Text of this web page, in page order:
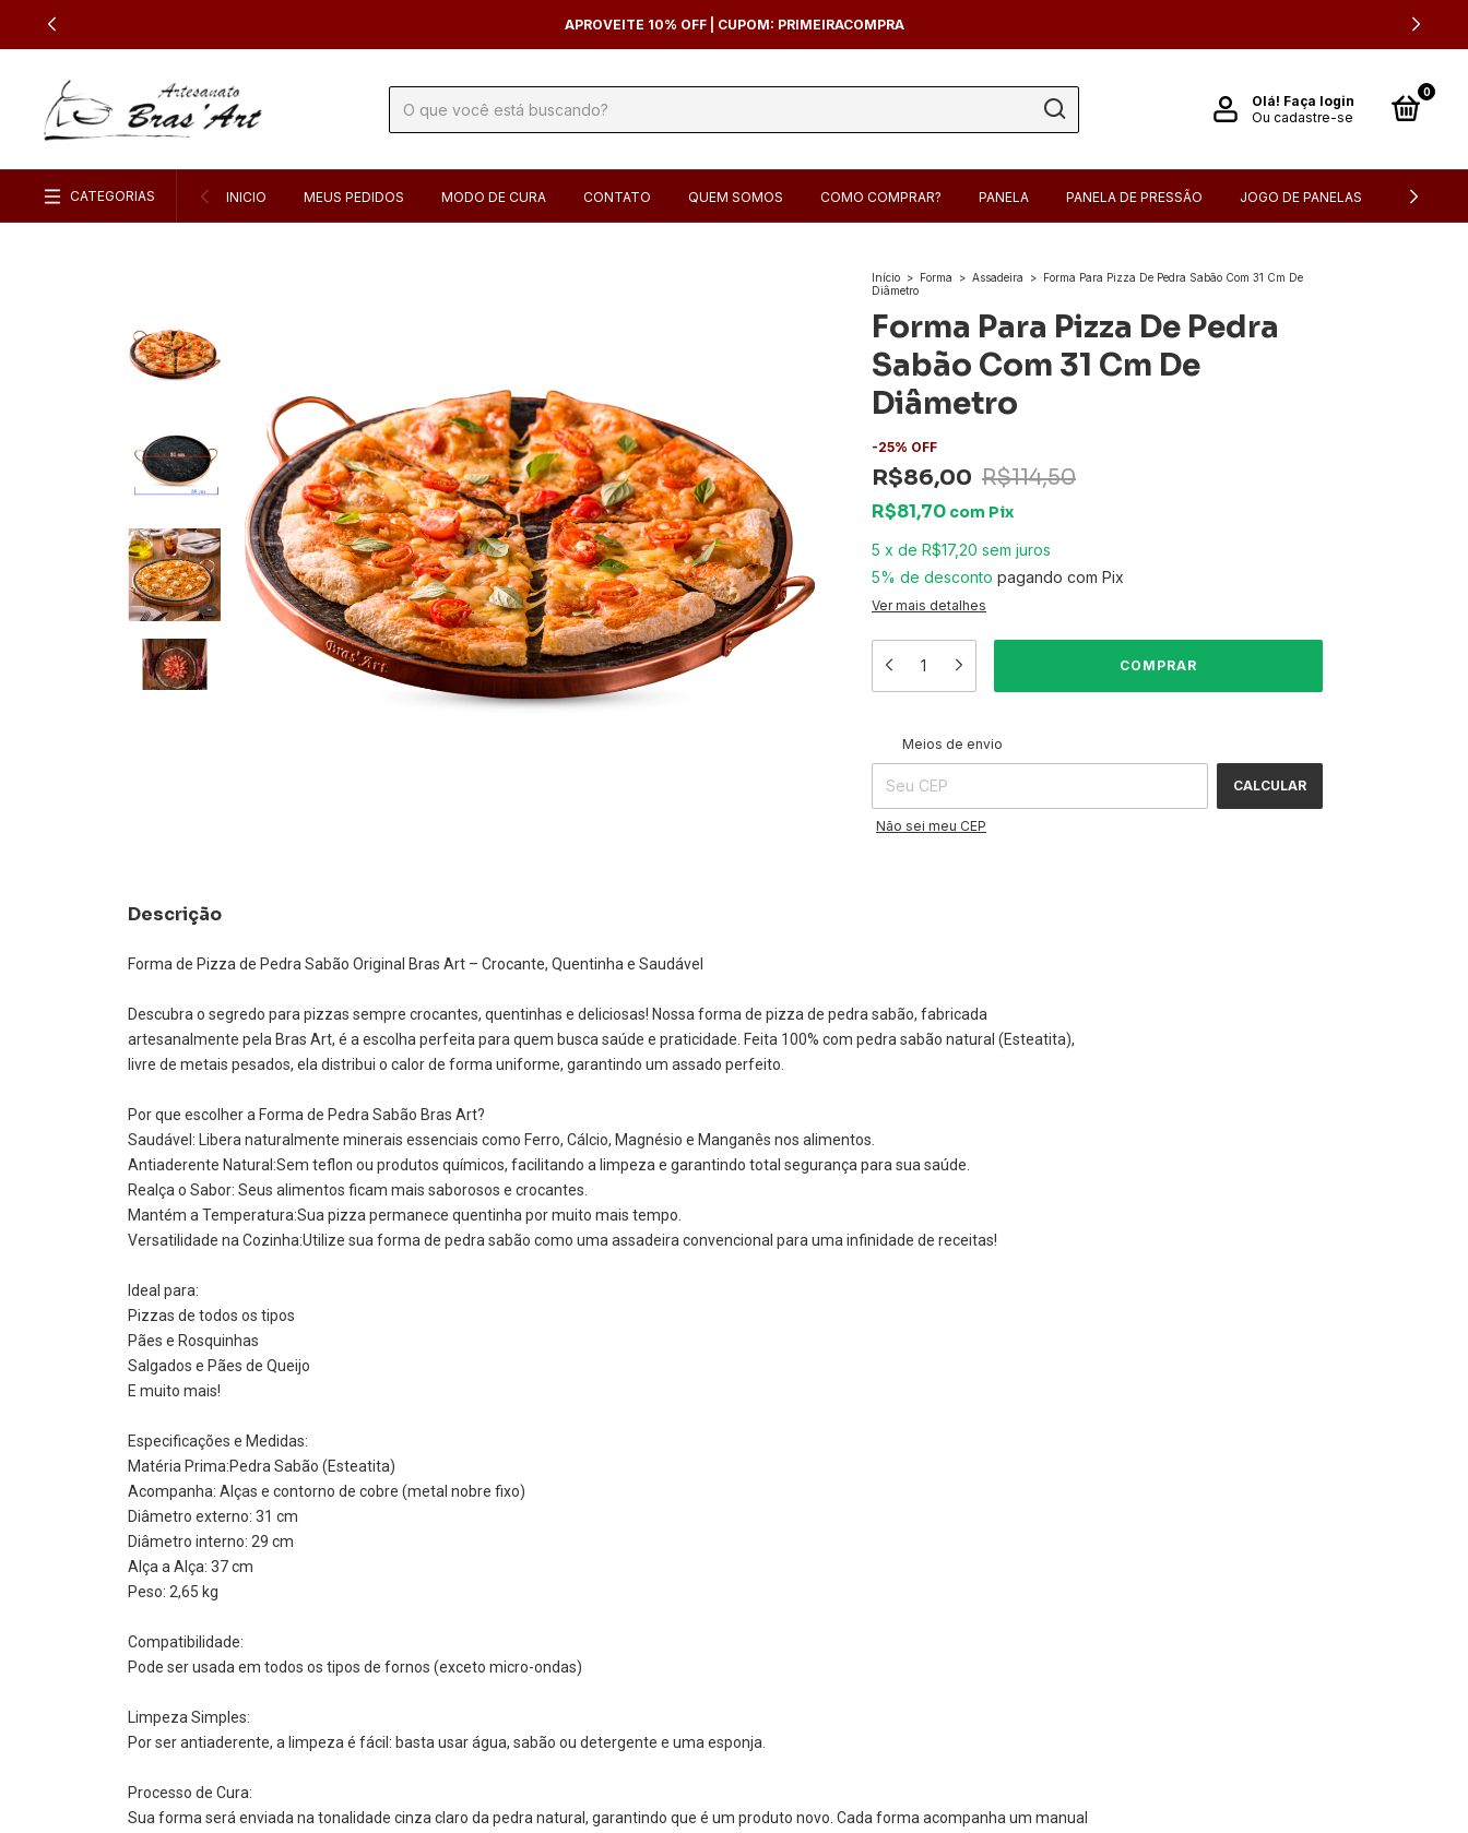
APROVEITE 10% OFF | CUPOM: PRIMEIRACOMPRA
Olá! Faça login
Ou cadastre-se
0
CATEGORIAS INICIO MEUS PEDIDOS MODO DE CURA CONTATO QUEM SOMOS COMO COMPRAR? PANELA PANELA DE PRESSÃO JOGO DE PANELAS FONDUE
Início > Forma > Assadeira > Forma Para Pizza De Pedra Sabão Com 31 Cm De
Diâmetro
Forma Para Pizza De Pedra
Sabão Com 31 Cm De
Diâmetro
-25% OFF
R$86,00 R$114,50
R$81,70 com Pix
5 x de R$17,20 sem juros
5% de desconto pagando com Pix
Ver mais detalhes
Entregas para o CEP:
Meios de envio
CALCULAR
Não sei meu CEP
Descrição
Forma de Pizza de Pedra Sabão Original Bras Art – Crocante, Quentinha e Saudável
Descubra o segredo para pizzas sempre crocantes, quentinhas e deliciosas! Nossa forma de pizza de pedra sabão, fabricada
artesanalmente pela Bras Art, é a escolha perfeita para quem busca saúde e praticidade. Feita 100% com pedra sabão natural (Esteatita),
livre de metais pesados, ela distribui o calor de forma uniforme, garantindo um assado perfeito.
Por que escolher a Forma de Pedra Sabão Bras Art?
Saudável: Libera naturalmente minerais essenciais como Ferro, Cálcio, Magnésio e Manganês nos alimentos.
Antiaderente Natural:Sem teflon ou produtos químicos, facilitando a limpeza e garantindo total segurança para sua saúde.
Realça o Sabor: Seus alimentos ficam mais saborosos e crocantes.
Mantém a Temperatura:Sua pizza permanece quentinha por muito mais tempo.
Versatilidade na Cozinha:Utilize sua forma de pedra sabão como uma assadeira convencional para uma infinidade de receitas!
Ideal para:
Pizzas de todos os tipos
Pães e Rosquinhas
Salgados e Pães de Queijo
E muito mais!
Especificações e Medidas:
Matéria Prima:Pedra Sabão (Esteatita)
Acompanha: Alças e contorno de cobre (metal nobre fixo)
Diâmetro externo: 31 cm
Diâmetro interno: 29 cm
Alça a Alça: 37 cm
Peso: 2,65 kg
Compatibilidade:
Pode ser usada em todos os tipos de fornos (exceto micro-ondas)
Limpeza Simples:
Por ser antiaderente, a limpeza é fácil: basta usar água, sabão ou detergente e uma esponja.
Processo de Cura:
Sua forma será enviada na tonalidade cinza claro da pedra natural, garantindo que é um produto novo. Cada forma acompanha um manual